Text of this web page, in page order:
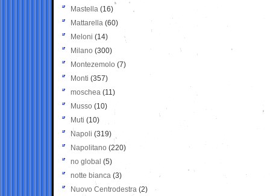
Mastella (16)
Mattarella (60)
Meloni (14)
Milano (300)
Montezemolo (7)
Monti (357)
moschea (11)
Musso (10)
Muti (10)
Napoli (319)
Napolitano (220)
no global (5)
notte bianca (3)
Nuovo Centrodestra (2)